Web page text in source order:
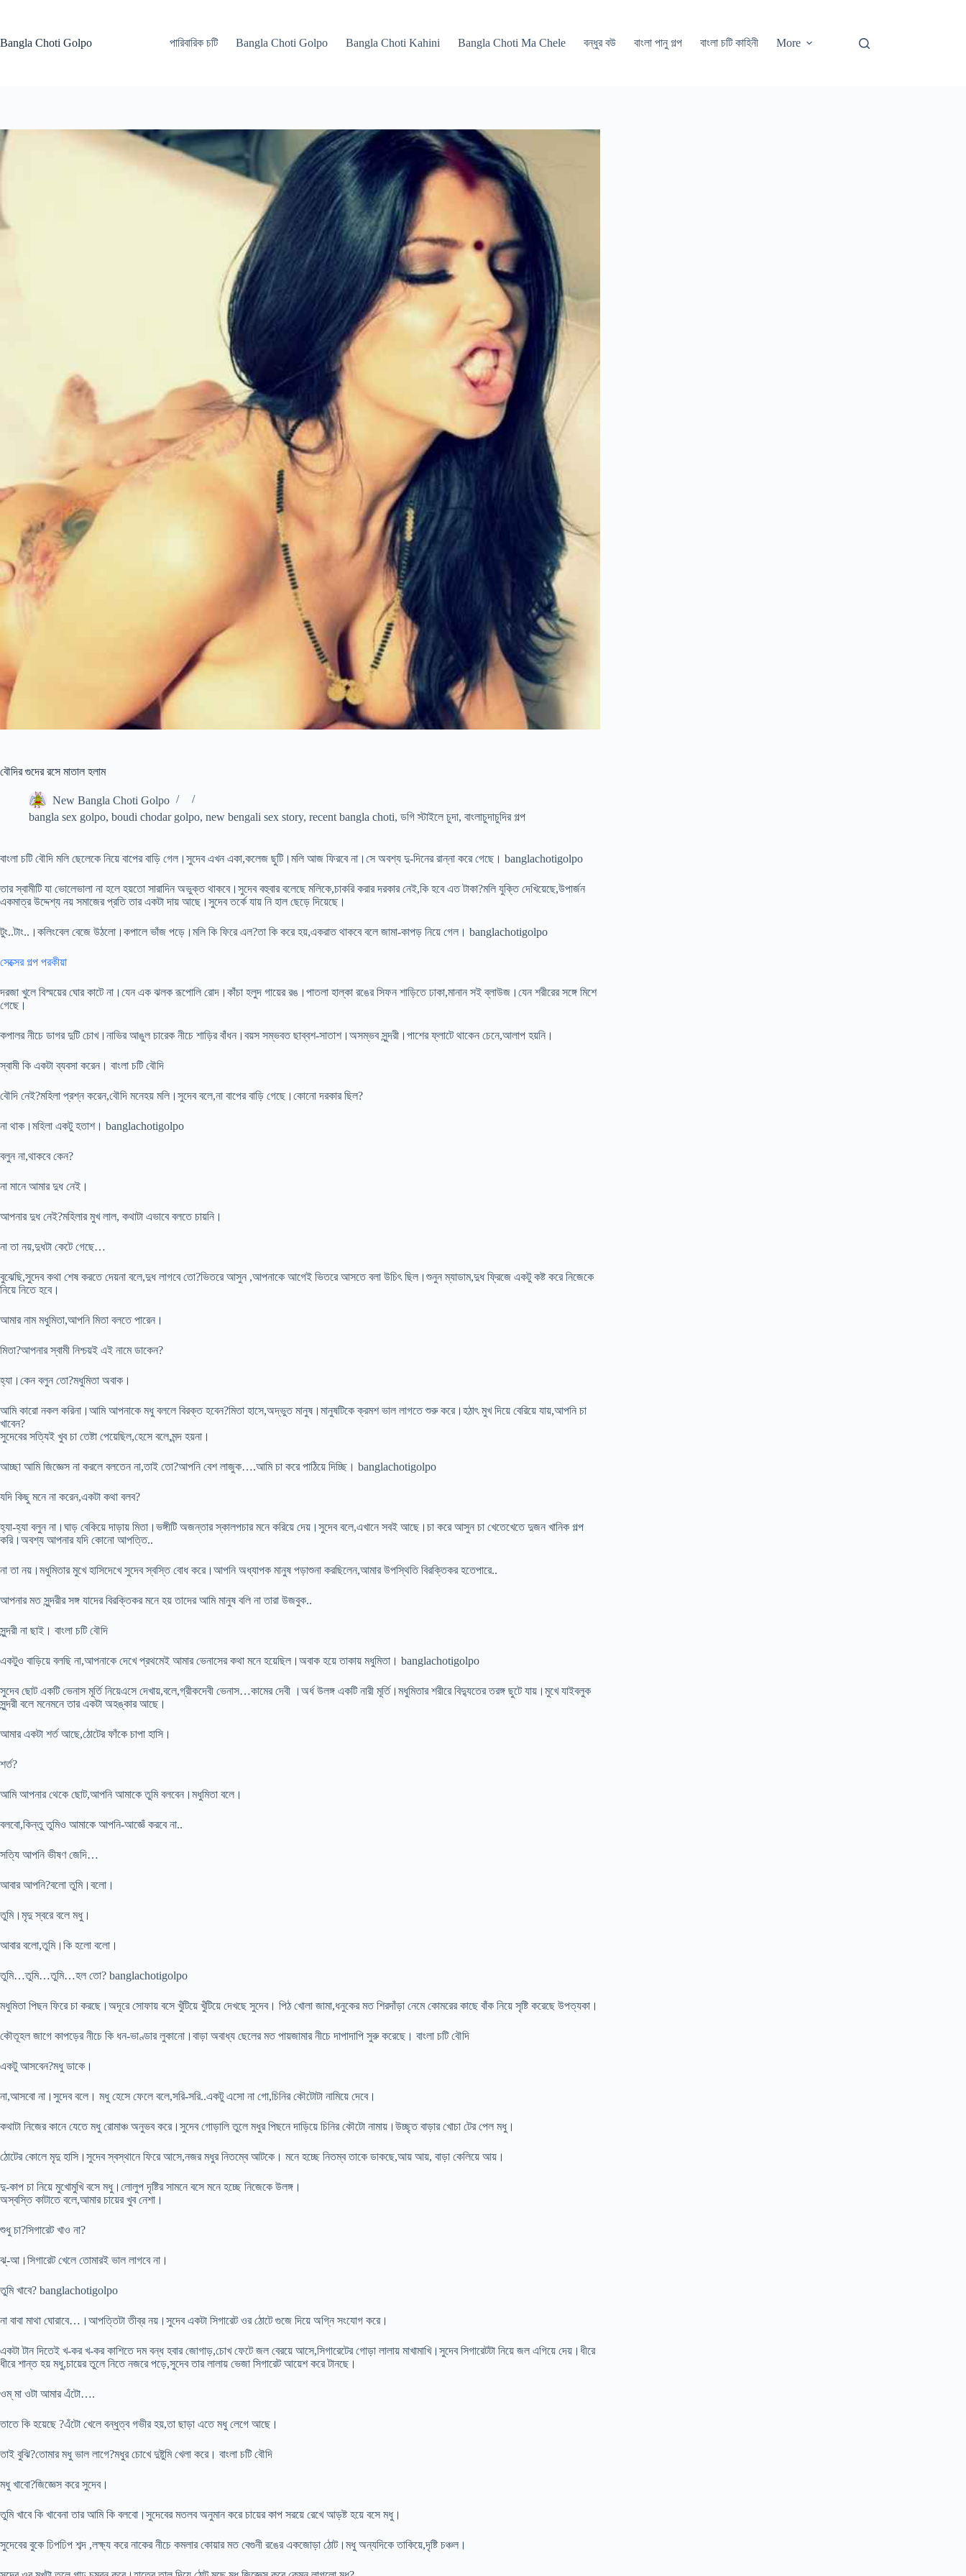
Bangla Choti Golpo
পারিবারিক চটি Bangla Choti Golpo Bangla Choti Kahini Bangla Choti Ma Chele বন্ধুর বউ বাংলা পানু গল্প বাংলা চটি কাহিনী More
বৌদির গুদের রসে মাতাল হলাম
New Bangla Choti Golpo
bangla sex golpo, boudi chodar golpo, new bengali sex story, recent bangla choti, ডগি স্টাইলে চুদা, বাংলাচুদাচুদির গল্প
বাংলা চটি বৌদি মলি ছেলেকে নিয়ে বাপের বাড়ি গেল।সুদেব এখন একা,কলেজ ছুটি।মলি আজ ফিরবে না।সে অবশ্য দু-দিনের রান্না করে গেছে। banglachotigolpo
তার স্বামীটি যা ভোলেভালা না হলে হয়তো সারাদিন অভুক্ত থাকবে।সুদেব বহুবার বলেছে মলিকে,চাকরি করার দরকার নেই,কি হবে এত টাকা?মলি যুক্তি দেখিয়েছে,উপার্জন
একমাত্র উদ্দেশ্য নয় সমাজের প্রতি তার একটা দায় আছে।সুদেব তর্কে যায় নি হাল ছেড়ে দিয়েছে।
টুং..টাং..।কলিংবেল বেজে উঠলো।কপালে ভাঁজ পড়ে।মলি কি ফিরে এল?তা কি করে হয়,একরাত থাকবে বলে জামা-কাপড় নিয়ে গেল। banglachotigolpo
সেক্সের গল্প পরকীয়া
দরজা খুলে বিস্ময়ের ঘোর কাটে না।যেন এক ঝলক রূপোলি রোদ।কাঁচা হলুদ গায়ের রঙ।পাতলা হাল্কা রঙের সিফন শাড়িতে ঢাকা,মানান সই ব্লাউজ।যেন শরীরের সঙ্গে মিশে
গেছে।
কপালর নীচে ডাগর দুটি চোখ।নাভির আঙুল চারেক নীচে শাড়ির বাঁধন।বয়স সম্ভবত ছাব্বশ-সাতাশ।অসম্ভব সুন্দরী।পাশের ফ্লাটে থাকেন চেনে,আলাপ হয়নি।
স্বামী কি একটা ব্যবসা করেন। বাংলা চটি বৌদি
বৌদি নেই?মহিলা প্রশ্ন করেন,বৌদি মনেহয় মলি।সুদেব বলে,না বাপের বাড়ি গেছে।কোনো দরকার ছিল?
না থাক।মহিলা একটু হতাশ। banglachotigolpo
বলুন না,থাকবে কেন?
না মানে আমার দুধ নেই।
আপনার দুধ নেই?মহিলার মুখ লাল, কথাটা এভাবে বলতে চায়নি।
না তা নয়,দুধটা কেটে গেছে…
বুঝেছি,সুদেব কথা শেষ করতে দেয়না বলে,দুধ লাগবে তো?ভিতরে আসুন ,আপনাকে আগেই ভিতরে আসতে বলা উচিৎ ছিল।শুনুন ম্যাডাম,দুধ ফ্রিজে একটু কষ্ট করে নিজেকে
নিয়ে নিতে হবে।
আমার নাম মধুমিতা,আপনি মিতা বলতে পারেন।
মিতা?আপনার স্বামী নিশ্চয়ই এই নামে ডাকেন?
হ্যা।কেন বলুন তো?মধুমিতা অবাক।
আমি কারো নকল করিনা।আমি আপনাকে মধু বললে বিরক্ত হবেন?মিতা হাসে,অদ্ভুত মানুষ।মানুষটিকে ক্রমশ ভাল লাগতে শুরু করে।হঠাৎ মুখ দিয়ে বেরিয়ে যায়,আপনি চা
খাবেন?
সুদেবের সত্যিই খুব চা তেষ্টা পেয়েছিল,হেসে বলে,মন্দ হয়না।
আচ্ছা আমি জিজ্ঞেস না করলে বলতেন না,তাই তো?আপনি বেশ লাজুক….আমি চা করে পাঠিয়ে দিচ্ছি। banglachotigolpo
যদি কিছু মনে না করেন,একটা কথা বলব?
হ্যা-হ্যা বলুন না।ঘাড় বেকিয়ে দাড়ায় মিতা।ভঙ্গীটি অজন্তার স্কালপচার মনে করিয়ে দেয়।সুদেব বলে,এখানে সবই আছে।চা করে আসুন চা খেতেখেতে দুজন খানিক গল্প
করি।অবশ্য আপনার যদি কোনো আপত্তি..
না তা নয়।মধুমিতার মুখে হাসিদেখে সুদেব স্বস্তি বোধ করে।আপনি অধ্যাপক মানুষ পড়াশুনা করছিলেন,আমার উপস্থিতি বিরক্তিকর হতেপারে..
আপনার মত সুন্দরীর সঙ্গ যাদের বিরক্তিকর মনে হয় তাদের আমি মানুষ বলি না তারা উজবুক..
সুন্দরী না ছাই। বাংলা চটি বৌদি
একটুও বাড়িয়ে বলছি না,আপনাকে দেখে প্রথমেই আমার ভেনাসের কথা মনে হয়েছিল।অবাক হয়ে তাকায় মধুমিতা। banglachotigolpo
সুদেব ছোট একটি ভেনাস মূর্তি নিয়েএসে দেখায়,বলে,গ্রীকদেবী ভেনাস…কামের দেবী ।অর্ধ উলঙ্গ একটি নারী মূর্তি।মধুমিতার শরীরে বিদ্যুতের তরঙ্গ ছুটে যায়।মুখে যাইবলুক
সুন্দরী বলে মনেমনে তার একটা অহঙ্কার আছে।
আমার একটা শর্ত আছে,ঠোটের ফাঁকে চাপা হাসি।
শর্ত?
আমি আপনার থেকে ছোট,আপনি আমাকে তুমি বলবেন।মধুমিতা বলে।
বলবো,কিন্তু তুমিও আমাকে আপনি-আজ্ঞেঁ করবে না..
সত্যি আপনি ভীষণ জেদি…
আবার আপনি?বলো তুমি।বলো।
তুমি।মৃদু স্বরে বলে মধু।
আবার বলো,তুমি।কি হলো বলো।
তুমি…তুমি…তুমি…হল তো? banglachotigolpo
মধুমিতা পিছন ফিরে চা করছে।অদূরে সোফায় বসে খুঁটিয়ে খুঁটিয়ে দেখছে সুদেব। পিঠ খোলা জামা,ধনুকের মত শিরদাঁড়া নেমে কোমরের কাছে বাঁক নিয়ে সৃষ্টি করেছে উপত্যকা।
কৌতূহল জাগে কাপড়ের নীচে কি ধন-ভাণ্ডার লুকানো।বাড়া অবাধ্য ছেলের মত পায়জামার নীচে দাপাদাপি সুরু করেছে। বাংলা চটি বৌদি
একটু আসবেন?মধু ডাকে।
না,আসবো না।সুদেব বলে। মধু হেসে ফেলে বলে,সরি-সরি..একটু এসো না গো,চিনির কৌটোটা নামিয়ে দেবে।
কথাটা নিজের কানে যেতে মধু রোমাঞ্চ অনুভব করে।সুদেব গোড়ালি তুলে মধুর পিছনে দাড়িয়ে চিনির কৌটো নামায়।উচ্ছৃত বাড়ার খোচা টের পেল মধু।
ঠোটের কোলে মৃদু হাসি।সুদেব স্বস্থানে ফিরে আসে,নজর মধুর নিতম্বে আটকে। মনে হচ্ছে নিতম্ব তাকে ডাকছে,আয় আয়, বাড়া কেলিয়ে আয়।
দু-কাপ চা নিয়ে মুখোমুখি বসে মধু।লোলুপ দৃষ্টির সামনে বসে মনে হচ্ছে নিজেকে উলঙ্গ।
অস্বস্তি কাটাতে বলে,আমার চায়ের খুব নেশা।
শুধু চা?সিগারেট খাও না?
ঝ্-আ।সিগারেট খেলে তোমারই ভাল লাগবে না।
তুমি খাবে? banglachotigolpo
না বাবা মাথা ঘোরাবে…।আপত্তিটা তীব্র নয়।সুদেব একটা সিগারেট ওর ঠোটে গুজে দিয়ে অগ্নি সংযোগ করে।
একটা টান দিতেই খ-কর খ-কর কাশিতে দম বন্ধ হবার জোগাড়,চোখ ফেটে জল বেরয়ে আসে,সিগারেটের গোড়া লালায় মাখামাখি।সুদেব সিগারেটটা নিয়ে জল এগিয়ে দেয়।ধীরে
ধীরে শান্ত হয় মধু,চায়ের তুলে নিতে নজরে পড়ে,সুদেব তার লালায় ভেজা সিগারেট আয়েশ করে টানছে।
ওম্ মা ওটা আমার এঁটো….
তাতে কি হয়েছে ?এঁটো খেলে বন্ধুত্ব গভীর হয়,তা ছাড়া এতে মধু লেগে আছে।
তাই বুঝি?তোমার মধু ভাল লাগে?মধুর চোখে দুষ্টুমি খেলা করে। বাংলা চটি বৌদি
মধু খাবো?জিজ্ঞেস করে সুদেব।
তুমি খাবে কি খাবেনা তার আমি কি বলবো।সুদেবের মতলব অনুমান করে চায়ের কাপ সরয়ে রেখে আড়ষ্ট হয়ে বসে মধু।
সুদেবের বুকে ঢিপঢিপ শব্দ ,লক্ষ্য করে নাকের নীচে কমলার কোয়ার মত বেগুনী রঙের একজোড়া ঠোট।মধু অন্যদিকে তাকিয়ে,দৃষ্টি চঞ্চল।